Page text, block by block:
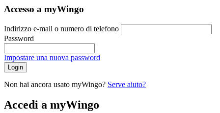
Accesso a myWingo
Indirizzo e-mail o numero di telefono
Password
Impostare una nuova password
Login
Non hai ancora usato myWingo? Serve aiuto?
Accedi a myWingo